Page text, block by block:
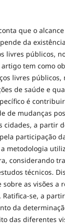
que o
da
livres públicos,
tem como
livres públicos,
de saúde e
é
de mudanças
cidades, a partir
participação
metodologia
considerando
técnicos.
sobre as visões a
Ratifica-se, a
da
das diferentes